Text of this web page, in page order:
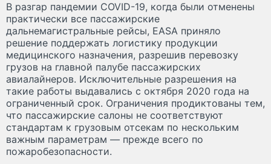
В разгар пандемии COVID-19, когда были отменены
практически все пассажирские
дальнемагистральные рейсы, EASA приняло
решение поддержать логистику продукции
медицинского назначения, разрешив перевозку
грузов на главной палубе пассажирских
авиалайнеров. Исключительные разрешения на
такие работы выдавались с октября 2020 года на
ограниченный срок. Ограничения продиктованы тем,
что пассажирские салоны не соответствуют
стандартам к грузовым отсекам по нескольким
важным параметрам — прежде всего по
пожаробезопасности.